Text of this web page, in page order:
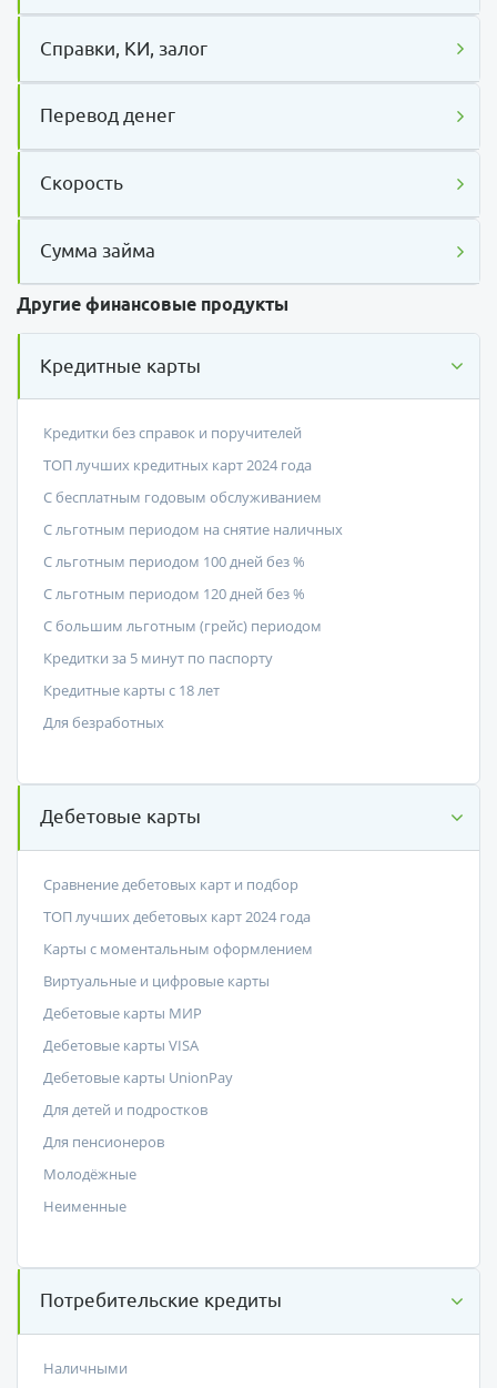
Справки, КИ, залог
Перевод денег
Скорость
Сумма займа
Другие финансовые продукты
Кредитные карты
Кредитки без справок и поручителей
ТОП лучших кредитных карт 2024 года
С бесплатным годовым обслуживанием
С льготным периодом на снятие наличных
С льготным периодом 100 дней без %
С льготным периодом 120 дней без %
С большим льготным (грейс) периодом
Кредитки за 5 минут по паспорту
Кредитные карты с 18 лет
Для безработных
Дебетовые карты
Сравнение дебетовых карт и подбор
ТОП лучших дебетовых карт 2024 года
Карты с моментальным оформлением
Виртуальные и цифровые карты
Дебетовые карты МИР
Дебетовые карты VISA
Дебетовые карты UnionPay
Для детей и подростков
Для пенсионеров
Молодёжные
Неименные
Потребительские кредиты
Наличными